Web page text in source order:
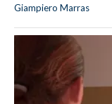
Giampiero Marras